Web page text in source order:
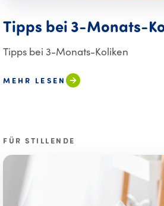
Tipps bei 3-Monats-
Tipps bei 3-Monats-Koliken
MEHR LESEN
FÜR STILLENDE